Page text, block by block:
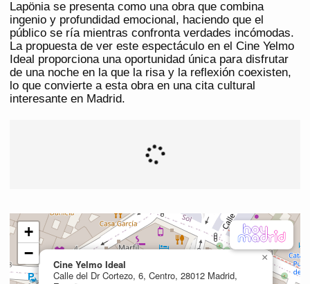
Lapönia se presenta como una obra que combina
ingenio y profundidad emocional, haciendo que el
público se ría mientras confronta verdades incómodas.
La propuesta de ver este espectáculo en el Cine Yelmo
Ideal proporciona una oportunidad única para disfrutar
de una noche en la que la risa y la reflexión coexisten,
lo que convierte a esta obra en una cita cultural
interesante en Madrid.